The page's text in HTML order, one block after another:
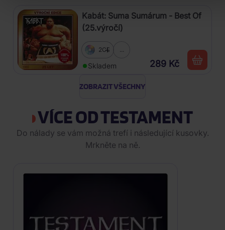
Kabát: Suma Sumárum - Best Of
(25.výročí)
2CD ...
Skladem 289 Kč
ZOBRAZIT VŠECHNY
VÍCE OD TESTAMENT
Do nálady se vám možná trefí i následující kusovky.
Mrkněte na ně.